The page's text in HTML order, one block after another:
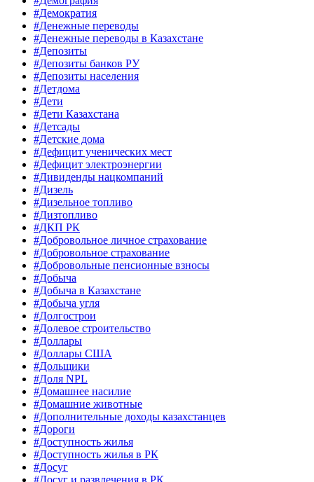
#Демократия
#Денежные переводы
#Денежные переводы в Казахстане
#Депозиты
#Депозиты банков РУ
#Депозиты населения
#Детдома
#Дети
#Дети Казахстана
#Детсады
#Детские дома
#Дефицит ученических мест
#Дефицит электроэнергии
#Дивиденды нацкомпаний
#Дизель
#Дизельное топливо
#Дизтопливо
#ДКП РК
#Добровольное личное страхование
#Добровольное страхование
#Добровольные пенсионные взносы
#Добыча
#Добыча в Казахстане
#Добыча угля
#Долгострои
#Долевое строительство
#Доллары
#Доллары США
#Дольщики
#Доля NPL
#Домашнее насилие
#Домашние животные
#Дополнительные доходы казахстанцев
#Дороги
#Доступность жилья
#Доступность жилья в РК
#Досуг